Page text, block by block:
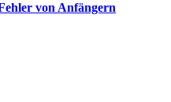
von Anfängern